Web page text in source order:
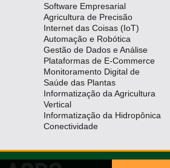
Software Empresarial
Agricultura de Precisão
Internet das Coisas (IoT)
Automação e Robótica
Gestão de Dados e Análise
Plataformas de E-Commerce
Monitoramento Digital de
Saúde das Plantas
Informatização da Agricultura
Vertical
Informatização da Hidropônica
Conectividade